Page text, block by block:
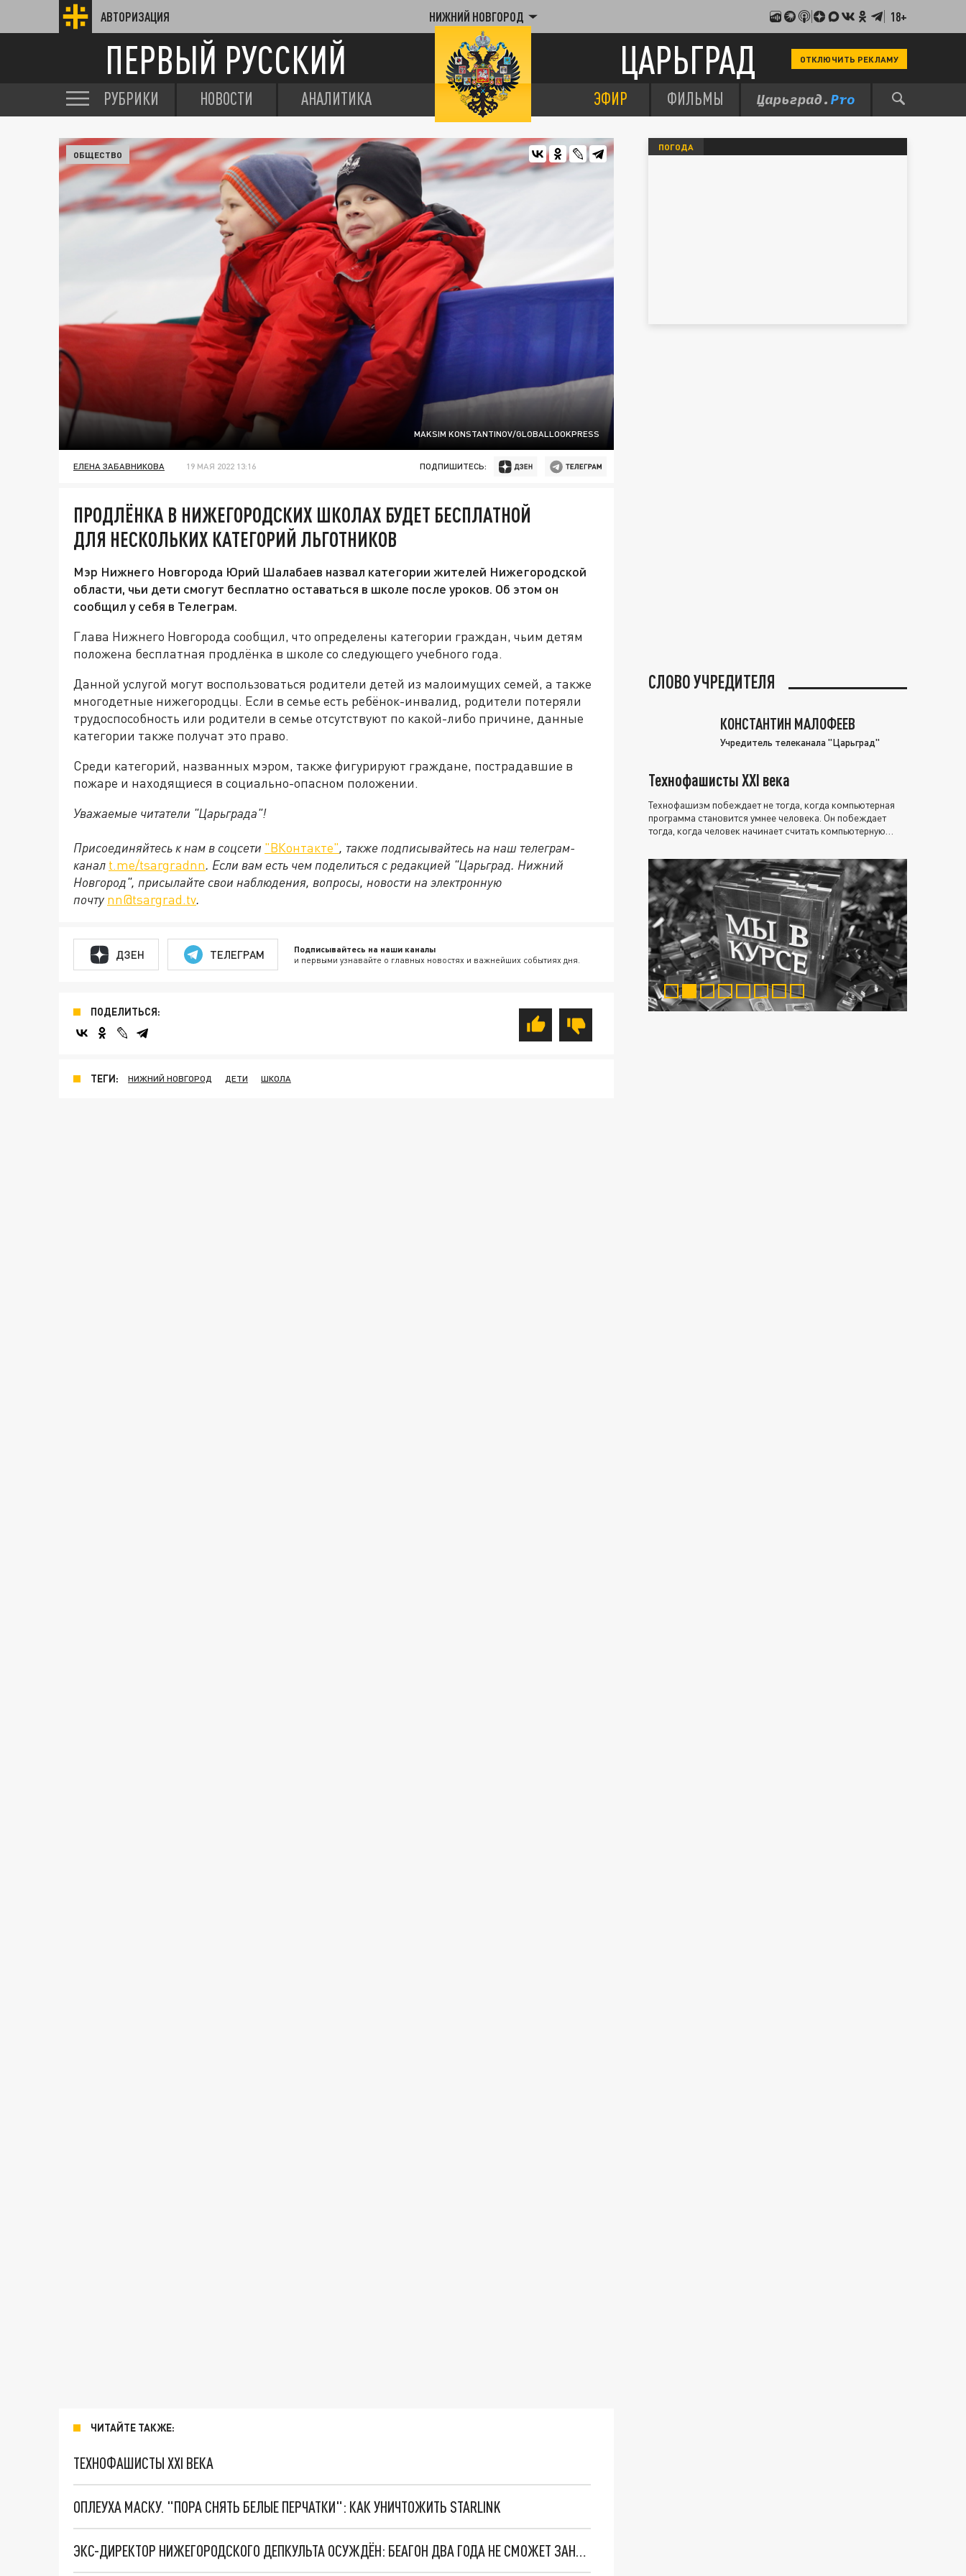
АВТОРИЗАЦИЯ НИЖНИЙ НОВГОРОД 18+
ПЕРВЫЙ РУССКИЙ ЦАРЬГРАД ОТКЛЮЧИТЬ РЕКЛАМУ
РУБРИКИ НОВОСТИ АНАЛИТИКА ЭФИР ФИЛЬМЫ
MAKSIM KONSTANTINOV/GLOBALLOOKPRESS
ОБЩЕСТВО
ЕЛЕНА ЗАБАВНИКОВА 19 МАЯ 2022 13:16 ПОДПИШИТЕСЬ:
ПРОДЛЁНКА В НИЖЕГОРОДСКИХ ШКОЛАХ БУДЕТ БЕСПЛАТНОЙ
ДЛЯ НЕСКОЛЬКИХ КАТЕГОРИЙ ЛЬГОТНИКОВ
Мэр Нижнего Новгорода Юрий Шалабаев назвал категории жителей Нижегородской
области, чьи дети смогут бесплатно оставаться в школе после уроков. Об этом он
сообщил у себя в Телеграм.
Глава Нижнего Новгорода сообщил, что определены категории граждан, чьим детям
положена бесплатная продлёнка в школе со следующего учебного года.
Данной услугой могут воспользоваться родители детей из малоимущих семей, а также
многодетные нижегородцы. Если в семье есть ребёнок-инвалид, родители потеряли
трудоспособность или родители в семье отсутствуют по какой-либо причине, данные
категории также получат это право.
Среди категорий, названных мэром, также фигурируют граждане, пострадавшие в
пожаре и находящиеся в социально-опасном положении.
Уважаемые читатели "Царьграда"!
Присоединяйтесь к нам в соцсети "ВКонтакте", также подписывайтесь на наш телеграм-
канал t.me/tsargradnn. Если вам есть чем поделиться с редакцией "Царьград. Нижний
Новгород", присылайте свои наблюдения, вопросы, новости на электронную
почту nn@tsargrad.tv.
ДЗЕН ТЕЛЕГРАМ Подписывайтесь на наши каналы
и первыми узнавайте о главных новостях и важнейших событиях дня.
ПОДЕЛИТЬСЯ:
ТЕГИ: НИЖНИЙ НОВГОРОД ДЕТИ ШКОЛА
ЧИТАЙТЕ ТАКЖЕ:
ТЕХНОФАШИСТЫ XXI ВЕКА
ОПЛЕУХА МАСКУ. "ПОРА СНЯТЬ БЕЛЫЕ ПЕРЧАТКИ": КАК УНИЧТОЖИТЬ STARLINK
ЭКС-ДИРЕКТОР НИЖЕГОРОДСКОГО ДЕПКУЛЬТА ОСУЖДЁН: БЕАГОН ДВА ГОДА НЕ СМОЖЕТ ЗАНИМАТЬ ГОСДОЛЖНОСТИ
ПОГОДА
СЛОВО УЧРЕДИТЕЛЯ
КОНСТАНТИН МАЛОФЕЕВ
Учредитель телеканала "Царьград"
Технофашисты XXI века
Технофашизм побеждает не тогда, когда компьютерная
программа становится умнее человека. Он побеждает
тогда, когда человек начинает считать компьютерную